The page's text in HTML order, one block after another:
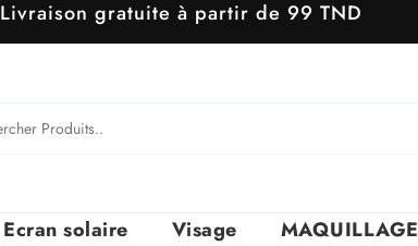
Livraison gratuite à partir de 99 TND
Ecran solaire Visage MAQUILLAGE